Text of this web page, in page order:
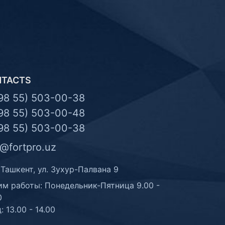
55) 503-00-38
55) 503-00-48
55) 503-00-38
ул. Зухур-Палвана 9
работы: Понедельник-Пятница 9.00 -
13.00 - 14.00